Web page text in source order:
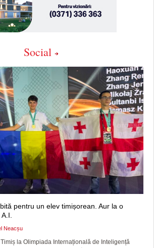
Social
pentru un elev timișorean. Aur la o
Neacșu
la Olimpiada Internațională de Inteligență